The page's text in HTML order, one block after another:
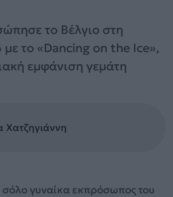
το Βέλγιο στη
το «Dancing on the Ice»,
εμφάνιση γεμάτη
Χατζηγιάννη
γυναίκα εκπρόσωπος του